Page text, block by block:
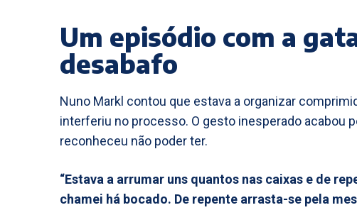
Um episódio com a
desabafo
Nuno Markl contou que estava a organizar
interferiu no processo. O gesto inesperado acabou
reconheceu não poder ter.
“Estava a arrumar uns quantos nas caixas e de
chamei há bocado. De repente arrasta-se pela